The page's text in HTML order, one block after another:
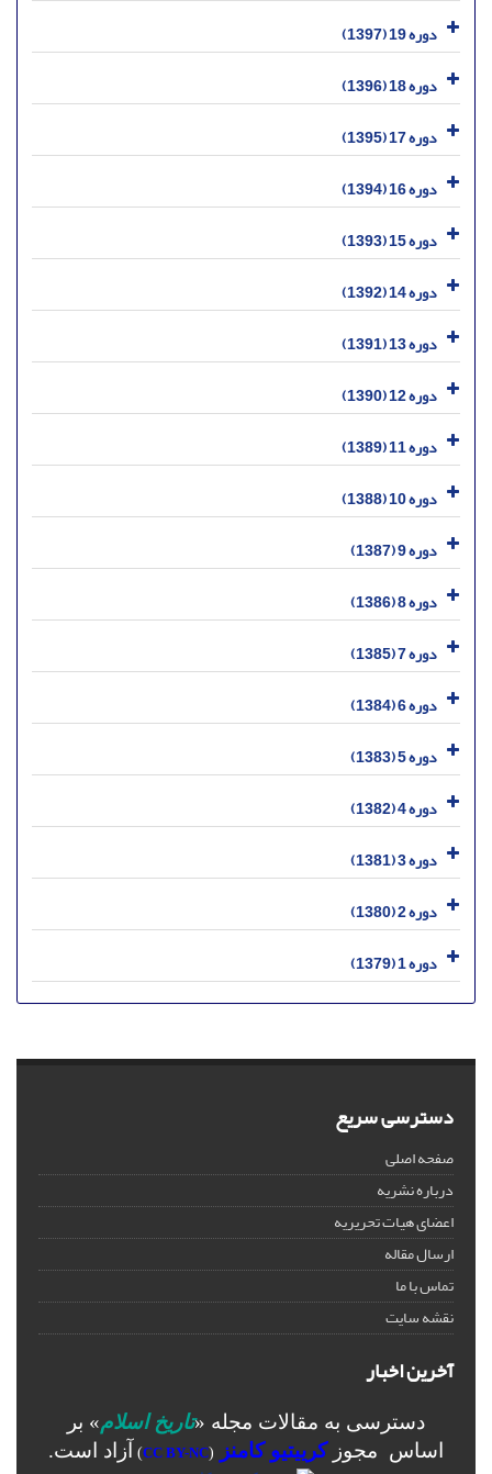
دوره 19 (1397)
دوره 18 (1396)
دوره 17 (1395)
دوره 16 (1394)
دوره 15 (1393)
دوره 14 (1392)
دوره 13 (1391)
دوره 12 (1390)
دوره 11 (1389)
دوره 10 (1388)
دوره 9 (1387)
دوره 8 (1386)
دوره 7 (1385)
دوره 6 (1384)
دوره 5 (1383)
دوره 4 (1382)
دوره 3 (1381)
دوره 2 (1380)
دوره 1 (1379)
دسترسی سریع
صفحه اصلی
درباره نشریه
اعضای هیات تحریریه
ارسال مقاله
تماس با ما
نقشه سایت
آخرین اخبار
دسترسی به مقالات مجله «تاریخ اسلام» بر
اساس مجوزکرییتیو کامنز (
CC BY-NC
) آزاد است.